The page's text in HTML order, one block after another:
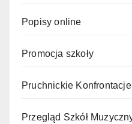
Popisy online
Promocja szkoły
Pruchnickie
Przegląd Szkół